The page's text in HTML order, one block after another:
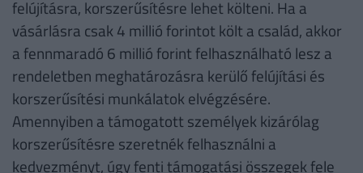
felújításra, korszerűsítésre lehet költeni. Ha a
vásárlásra csak 4 millió forintot költ a család, akkor
a fennmaradó 6 millió forint felhasználható lesz a
rendeletben meghatározásra kerülő felújítási és
korszerűsítési munkálatok elvégzésére.
Amennyiben a támogatott személyek kizárólag
korszerűsítésre szeretnék felhasználni a
kedvezményt, úgy fenti támogatási összegek fele